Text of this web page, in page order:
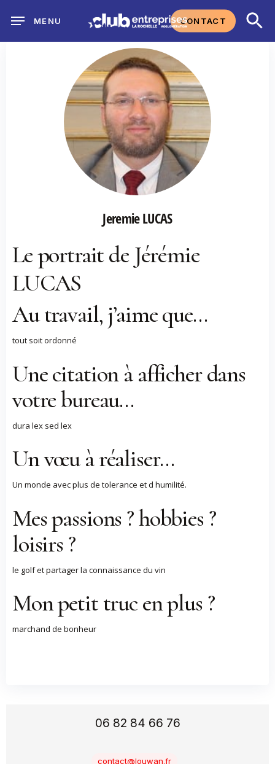
main
CONTACT
MENU
Jeremie LUCAS
Le portrait de Jérémie
LUCAS
Au travail, j’aime que…
tout soit ordonné
Une citation à afficher dans
votre bureau…
dura lex sed lex
Un vœu à réaliser…
Un monde avec plus de tolerance et d humilité.
Mes passions ? hobbies ?
loisirs ?
le golf et partager la connaissance du vin
Mon petit truc en plus ?
marchand de bonheur
06 82 84 66 76
contact@louwan.fr